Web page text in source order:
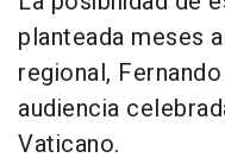
planteada meses
regional,
audiencia
Vaticano.